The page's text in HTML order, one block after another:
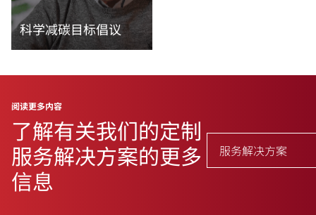
科学减碳目标倡议
阅读更多内容
了解有关我们的定制
服务解决方案的更多
信息
服务解决方案